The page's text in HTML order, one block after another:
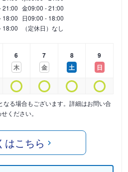
21:00 金09:00 - 21:00
18:00 日09:00 - 18:00
18:00 （定休日）なし
6
木
7
金
8
土
9
日
なる場合もございます。詳細はお問い合
ください。
はこちら